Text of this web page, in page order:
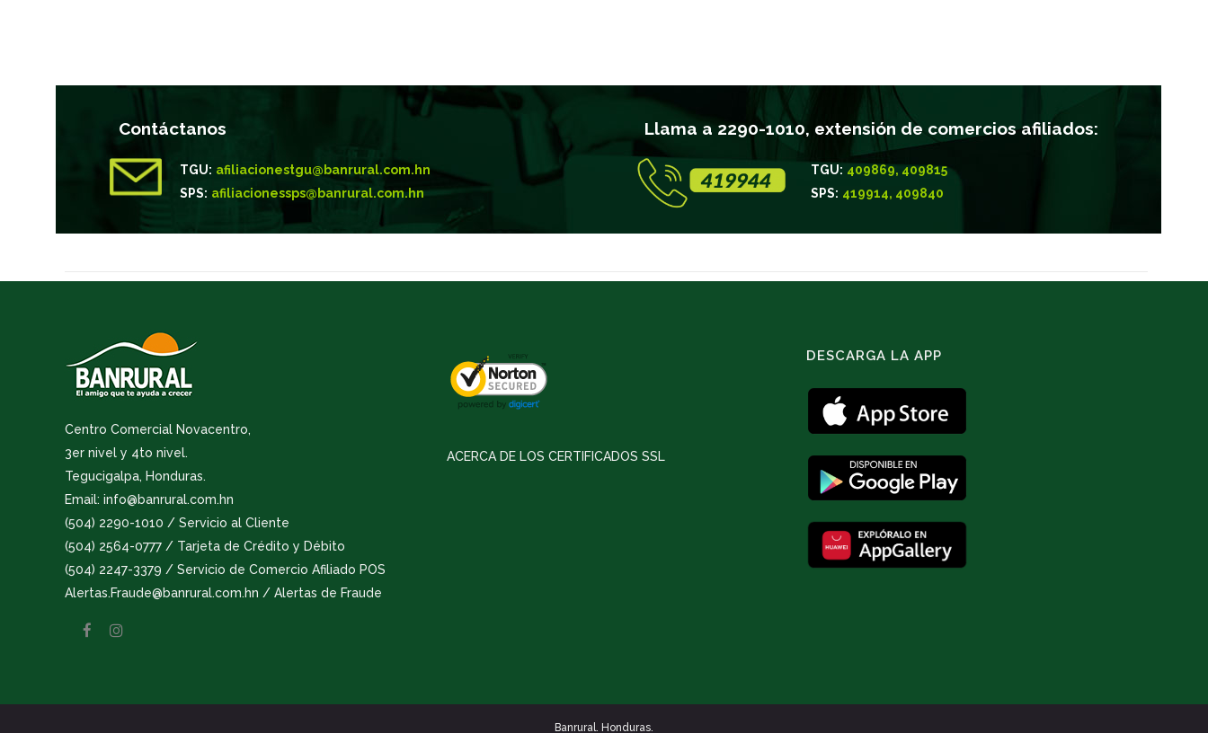
Contáctanos
TGU: afiliacionestgu@banrural.com.hn
SPS: afiliacionessps@banrural.com.hn
Llama a 2290-1010, extensión de comercios afiliados:
TGU: 409869, 409815
SPS: 419914, 409840
Centro Comercial Novacentro,
3er nivel y 4to nivel.
Tegucigalpa, Honduras.
Email: info@banrural.com.hn
(504) 2290-1010 / Servicio al Cliente
(504) 2564-0777 / Tarjeta de Crédito y Débito
(504) 2247-3379 / Servicio de Comercio Afiliado POS
Alertas.Fraude@banrural.com.hn / Alertas de Fraude
ACERCA DE LOS CERTIFICADOS SSL
DESCARGA LA APP
Banrural. Honduras.